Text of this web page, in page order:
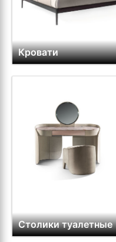
Кровати
Столики туалетные